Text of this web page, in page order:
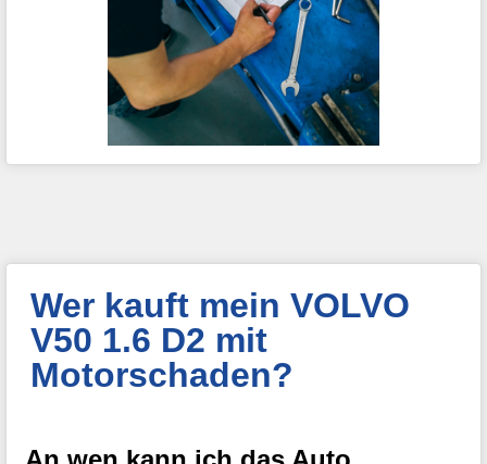
Wer kauft mein VOLVO
V50 1.6 D2 mit
Motorschaden?